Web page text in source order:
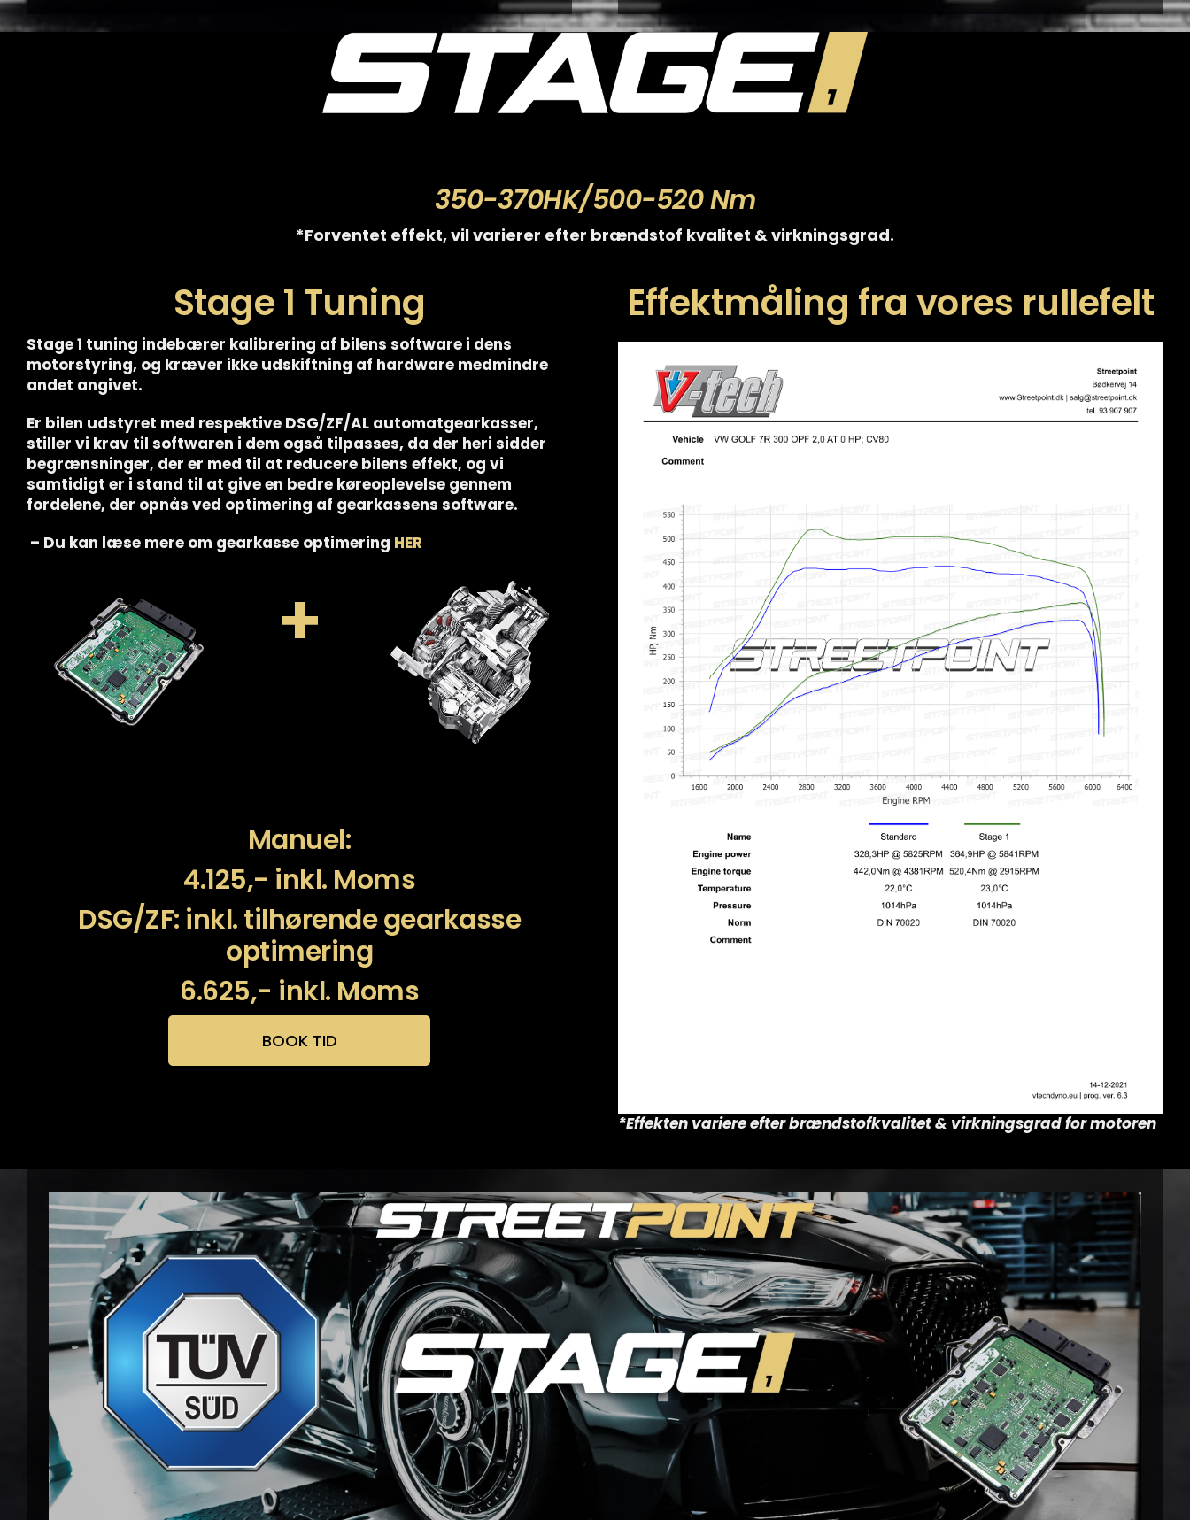
350-370HK/500-520 Nm
*Forventet effekt, vil varierer efter brændstof kvalitet & virkningsgrad.
Stage 1 Tuning
Stage 1 tuning indebærer kalibrering af bilens software i dens
motorstyring, og kræver ikke udskiftning af hardware medmindre
andet angivet.
Er bilen udstyret med respektive DSG/ZF/AL automatgearkasser,
stiller vi krav til softwaren i dem også tilpasses, da der heri sidder
begrænsninger, der er med til at reducere bilens effekt, og vi
samtidigt er i stand til at give en bedre køreoplevelse gennem
fordelene, der opnås ved optimering af gearkassens software.
– Du kan læse mere om gearkasse optimering HER
+
Manuel:
4.125,- inkl. Moms
DSG/ZF: inkl. tilhørende gearkasse
optimering
6.625,- inkl. Moms
BOOK TID
Effektmåling fra vores rullefelt
*Effekten variere efter brændstofkvalitet & virkningsgrad for motoren